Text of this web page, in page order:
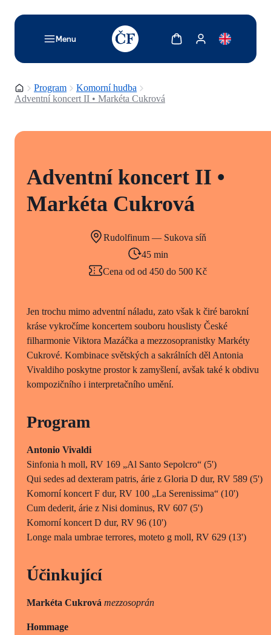
Menu
TODO: Add description for reader
Zobrazit košíkZobrazit můj účet
Domovská stránka
Program
Komorní hudba
Adventní koncert II • Markéta Cukrová
Adventní koncert II •
Markéta Cukrová
Rudolfinum — Sukova síň
45 min
Cena od od 450 do 500 Kč
Jen trochu mimo adventní náladu, zato však k čiré barokní
kráse vykročíme koncertem souboru houslisty České
filharmonie Viktora Mazáčka a mezzosopranistky Markéty
Cukrové. Kombinace světských a sakrálních děl Antonia
Vivaldiho poskytne prostor k zamyšlení, avšak také k obdivu
kompozičního i interpretačního umění.
Program
Antonio Vivaldi
Sinfonia h moll, RV 169 „Al Santo Sepolcro“ (5')
Qui sedes ad dexteram patris, árie z Gloria D dur, RV 589 (5')
Komorní koncert F dur, RV 100 „La Serenissima“ (10')
Cum dederit, árie z Nisi dominus, RV 607 (5')
Komorní koncert D dur, RV 96 (10')
Longe mala umbrae terrores, moteto g moll, RV 629 (13')
Účinkující
Markéta Cukrová mezzosoprán
Hommage